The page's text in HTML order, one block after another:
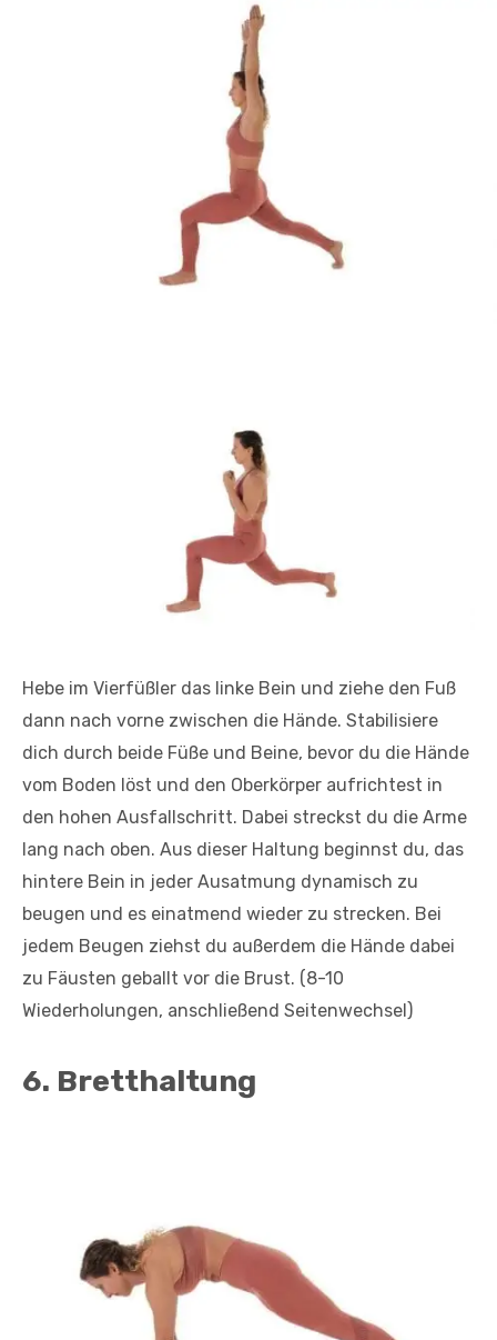
Hebe im Vierfüßler das linke Bein und ziehe den Fuß
dann nach vorne zwischen die Hände. Stabilisiere
dich durch beide Füße und Beine, bevor du die Hände
vom Boden löst und den Oberkörper aufrichtest in
den hohen Ausfallschritt. Dabei streckst du die Arme
lang nach oben. Aus dieser Haltung beginnst du, das
hintere Bein in jeder Ausatmung dynamisch zu
beugen und es einatmend wieder zu strecken. Bei
jedem Beugen ziehst du außerdem die Hände dabei
zu Fäusten geballt vor die Brust. (8-10
Wiederholungen, anschließend Seitenwechsel)
6. Bretthaltung